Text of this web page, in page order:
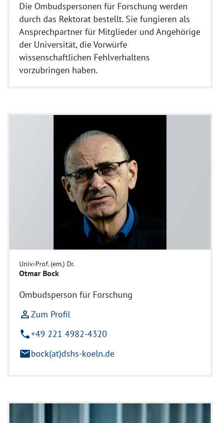
Die Ombudspersonen für Forschung werden
durch das Rektorat bestellt. Sie fungieren als
Ansprechpartner für Mitglieder und Angehörige
der Universität, die Vorwürfe
wissenschaftlichen Fehlverhaltens
vorzubringen haben.
Univ.-Prof. (em.) Dr.
Otmar Bock
Ombudsperson für Forschung
person_outlineZum Profil
phone+49 221 4982-4320
mailbock(at)dshs-koeln.de